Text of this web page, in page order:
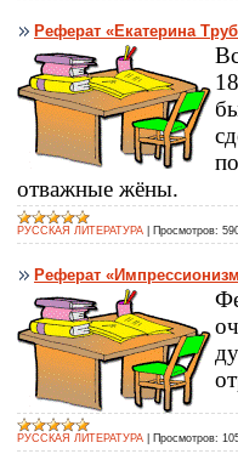
Реферат «Екатерина
отважные жёны.
РУССКАЯ ЛИТЕРАТУРА Просмотров:
Реферат
РУССКАЯ ЛИТЕРАТУРА Просмотров: